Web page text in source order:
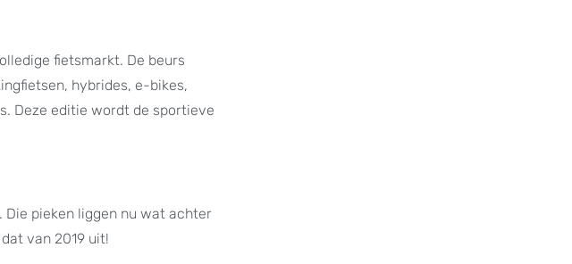
fietsmarkt. De beurs
hybrides, e-bikes,
Deze editie wordt de sportieve
pieken liggen nu wat achter
van 2019 uit!